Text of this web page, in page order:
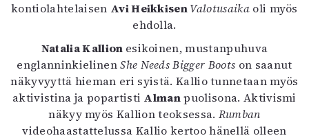
Info
Tilaus ja irtonumerot
Yhteistyössä
Toimitus
Mediatiedot
Kaltio ry
kontiolahtelaisen Avi HeikkisenValotusaikaoli myös
ehdolla.
Natalia Kallion esikoinen, mustanpuhuva
englanninkielinenShe Needs Bigger Boots on saanut
näkyvyyttä hieman eri syistä. Kallio tunnetaan myös
aktivistina ja popartisti Almanpuolisona. Aktivismi
näkyy myös Kallion teoksessa. Rumban
videohaastattelussa Kallio kertoo hänellä olleen